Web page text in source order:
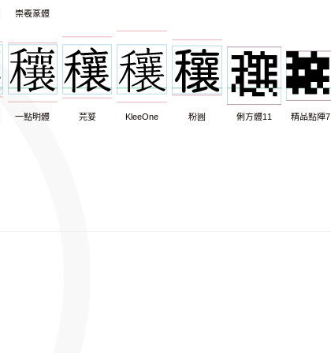
崇羲篆體
一點明體 芫荽 KleeOne 粉圓 俐方體11 精品點陣7